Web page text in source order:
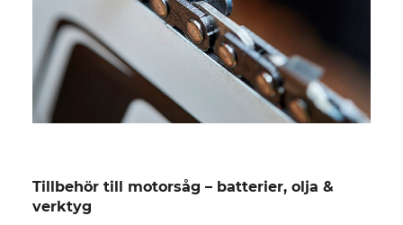
Tillbehör till motorsåg – batterier, olja &
verktyg